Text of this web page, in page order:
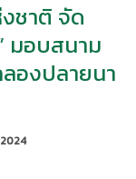
ชาติ จัด
มอบสนาม
องปลายนา